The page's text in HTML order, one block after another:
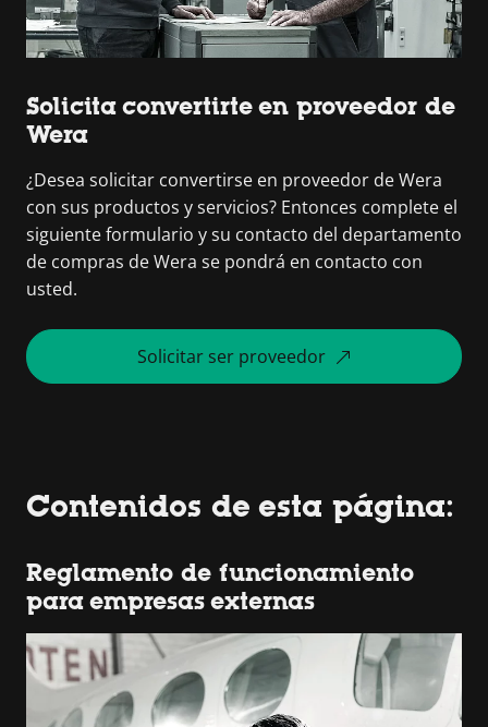
Solicita convertirte en proveedor de
Wera
¿Desea solicitar convertirse en proveedor de Wera
con sus productos y servicios? Entonces complete el
siguiente formulario y su contacto del departamento
de compras de Wera se pondrá en contacto con
usted.
Solicitar ser proveedor
Contenidos de esta página:
Reglamento de funcionamiento
para empresas externas